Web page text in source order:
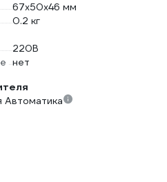
67х50х46 мм
0.2 кг
220В
нет
Автоматика